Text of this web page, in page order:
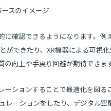
スのイメージ
確認できるようになります。例
できたり、XR機器による可視
向上や手戻り回避が期待できます
ションすることで最適化を図る
レーションをしたり、デジタル空